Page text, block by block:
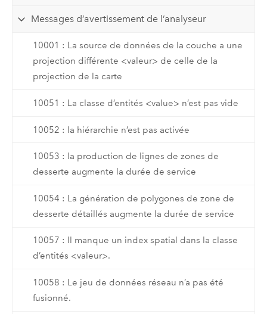
Messages d’avertissement de l’analyseur
10001 : La source de données de la couche a une
projection différente <valeur> de celle de la
projection de la carte
10051 : La classe d’entités <value> n’est pas vide
10052 : la hiérarchie n’est pas activée
10053 : la production de lignes de zones de
desserte augmente la durée de service
10054 : La génération de polygones de zone de
desserte détaillés augmente la durée de service
10057 : Il manque un index spatial dans la classe
d’entités <valeur>.
10058 : Le jeu de données réseau n’a pas été
fusionné.